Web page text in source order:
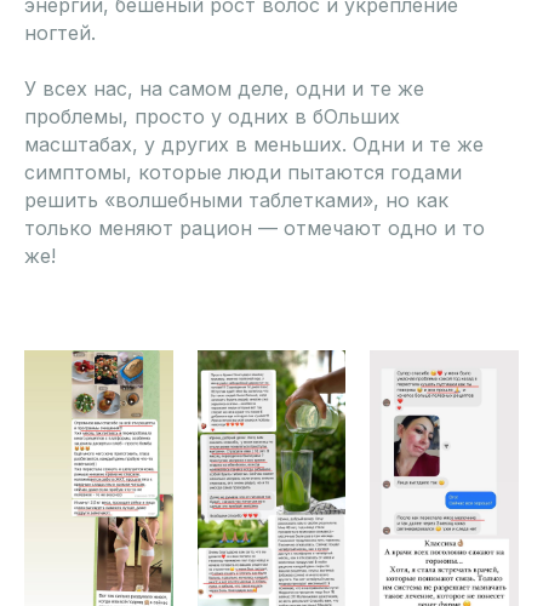
энергии, бешеный рост волос и укрепление
ногтей.
У всех нас, на самом деле, одни и те же
проблемы, просто у одних в бОльших
масштабах, у других в меньших. Одни и те же
симптомы, которые люди пытаются годами
решить «волшебными таблетками», но как
только меняют рацион — отмечают одно и то
же!